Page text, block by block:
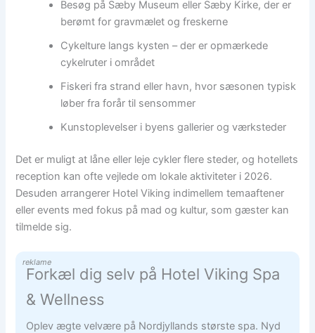
Besøg på Sæby Museum eller Sæby Kirke, der er
berømt for gravmælet og freskerne
Cykelture langs kysten – der er opmærkede
cykelruter i området
Fiskeri fra strand eller havn, hvor sæsonen typisk
løber fra forår til sensommer
Kunstoplevelser i byens gallerier og værksteder
Det er muligt at låne eller leje cykler flere steder, og hotellets
reception kan ofte vejlede om lokale aktiviteter i 2026.
Desuden arrangerer Hotel Viking indimellem temaaftener
eller events med fokus på mad og kultur, som gæster kan
tilmelde sig.
reklame
Forkæl dig selv på Hotel Viking Spa
& Wellness
Oplev ægte velvære på Nordjyllands største spa. Nyd